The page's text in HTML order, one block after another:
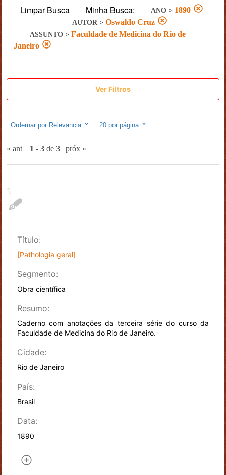
Limpar Busca Minha Busca: ANO > 1890
AUTOR > Oswaldo Cruz
ASSUNTO> Faculdade de Medicina do Rio de
Janeiro
Ver Filtros
Ordernar por Relevancia 20por página
« ant | 1 - 3de 3| próx »
1.
Título:
[Pathologia geral]
Segmento:
Obra científica
Resumo:
Caderno com anotações da terceira série do curso da
Faculdade de Medicina do Rio de Janeiro.
Cidade:
Rio de Janeiro
País:
Brasil
Data:
1890